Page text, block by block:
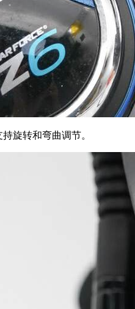
旋转和弯曲调节。